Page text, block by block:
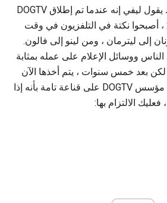
يقول ليفي إنه عندما تم إطلاق DOGTV
لأول مرة في عام 2012 ، أصبحوا نكتة في التلفزيون في وقت
إلى ليترمان ، ومن لينو إلى فالون.
ووسائل الإعلام على عمله بمثابة
لكن بعد خمس سنوات ، يتم أخذها الآن
على محمل الجد. يحافظ مؤسس DOGTV على قناعة تامة بأنه إذا
الالتزام بها: